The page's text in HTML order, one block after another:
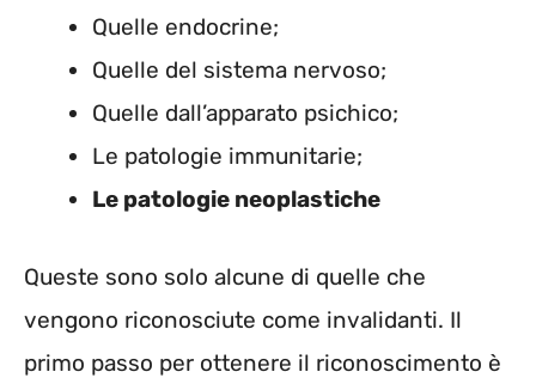
Quelle endocrine;
Quelle del sistema nervoso;
Quelle dall’apparato psichico;
Le patologie immunitarie;
Le patologie neoplastiche
Queste sono solo alcune di quelle che
vengono riconosciute come invalidanti. Il
primo passo per ottenere il riconoscimento è